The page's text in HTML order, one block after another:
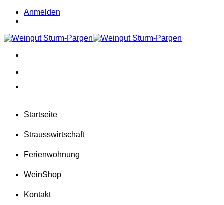
Zum
Inhalt
Anmelden
Startseite
Strausswirtschaft
Ferienwohnung
WeinShop
Kontakt